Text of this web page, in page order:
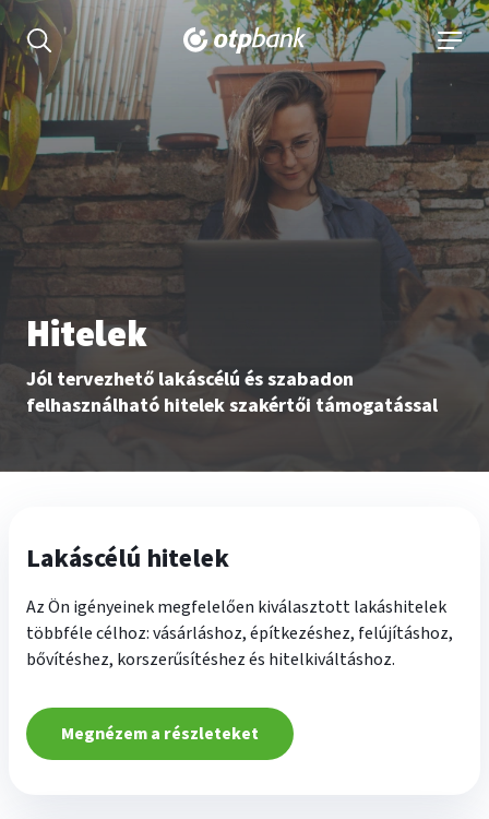
tartalmához
Keresés kinyitása
Hitelek
Jól tervezhető lakáscélú és szabadon
felhasználható hitelek szakértői támogatással
Lakáscélú hitelek
Az Ön igényeinek megfelelően kiválasztott lakáshitelek
többféle célhoz: vásárláshoz, építkezéshez, felújításhoz,
bővítéshez, korszerűsítéshez és hitelkiváltáshoz.
Megnézem a részleteket